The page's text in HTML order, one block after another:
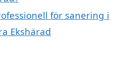
för sanering i
Ekshärad